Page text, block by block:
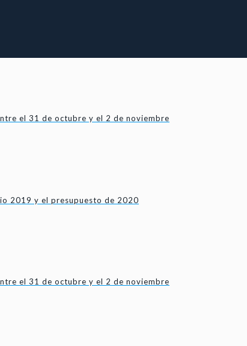
el 31 de octubre y el 2 de noviembre
2019 y el presupuesto de 2020
el 31 de octubre y el 2 de noviembre